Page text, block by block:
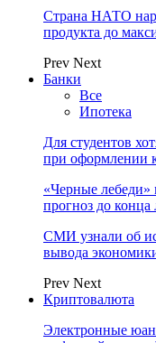
Страна НАТО
продукта до
Prev Next
Банки
Все
Ипотека
Для студентов
при оформлении
«Черные лебеди»
прогноз до конца
СМИ узнали об
вывода
Prev Next
Криптовалюта
Электронные